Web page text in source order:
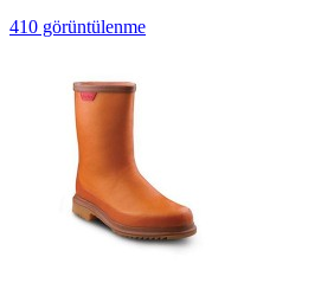
410 görüntülenme